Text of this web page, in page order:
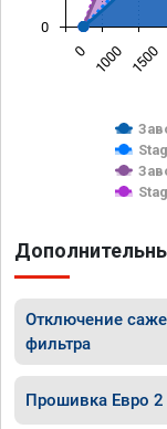
0 1000 1500
0
Отключение
фильтра
Прошивка Евро 2